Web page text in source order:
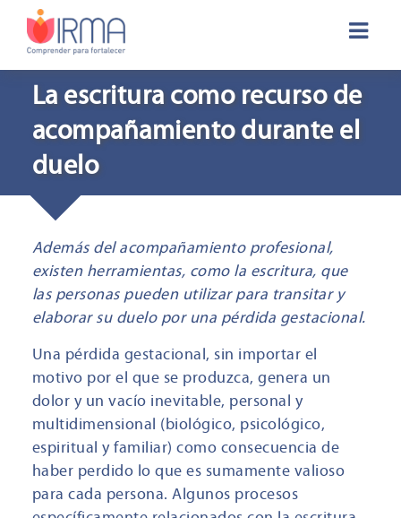
La escritura como recurso de
acompañamiento durante el
duelo
Además del acompañamiento profesional,
existen herramientas, como la escritura, que
las personas pueden utilizar para transitar y
elaborar su duelo por una pérdida gestacional.
Una pérdida gestacional, sin importar el
motivo por el que se produzca, genera un
dolor y un vacío inevitable, personal y
multidimensional (biológico, psicológico,
espiritual y familiar) como consecuencia de
haber perdido lo que es sumamente valioso
para cada persona. Algunos procesos